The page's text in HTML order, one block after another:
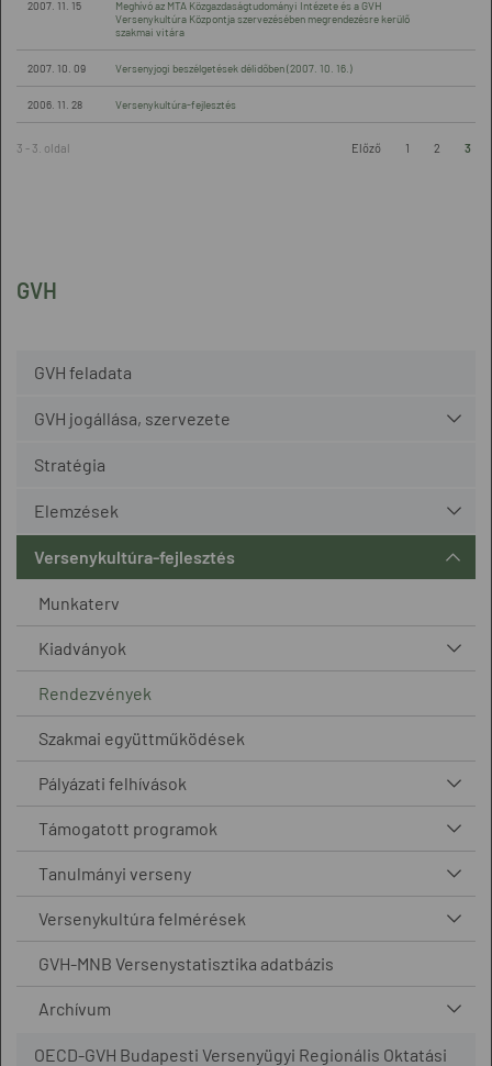
GVH
GVH feladata
GVH jogállása, szervezete
Stratégia
Elemzések
Versenykultúra-fejlesztés
Munkaterv
Kiadványok
Rendezvények
Szakmai együttműködések
Pályázati felhívások
Támogatott programok
Tanulmányi verseny
Versenykultúra felmérések
GVH-MNB Versenystatisztika adatbázis
Archívum
OECD-GVH Budapesti Versenyügyi Regionális Oktatási
2007. 11. 15
Meghívó az MTA Közgazdaságtudományi Intézete és a GVH
Versenykultúra Központja szervezésében megrendezésre kerülő
szakmai vitára
2007. 10. 09 Versenyjogi beszélgetések délidőben (2007. 10. 16.)
2006. 11. 28 Versenykultúra-fejlesztés
3 - 3. oldal Előző 1 2 3